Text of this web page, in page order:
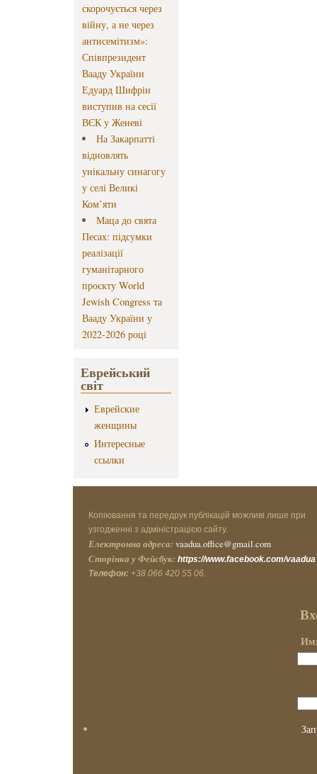
скорочується через
війну, а не через
антисемітизм»:
Співпрезидент
Вааду України
Едуард Шифрін
виступив на сесії
ВЄК у Женеві
На Закарпатті
відновлять
унікальну синагогу
у селі Великі
Ком’яти
Маца до свята
Песах: підсумки
реалізації
гуманітарного
проєкту World
Jewish Congress та
Вааду України у
2022-2026 році
Еврейський
світ
Еврейские
женщины
Интересные
ссылки
Копіювання та передрук публікацій можливі лише при
узгодженні з адміністрацією сайту.
Електронна адреса: vaadua.office@gmail.com
Сторінка у Фейсбук: https://www.facebook.com/vaadua
Телефон: +38 066 420 55 06.